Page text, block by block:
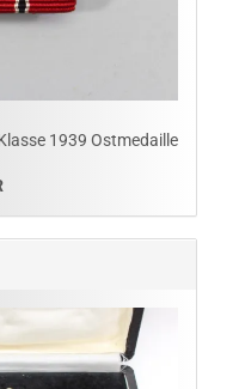
1939 Ostmedaille